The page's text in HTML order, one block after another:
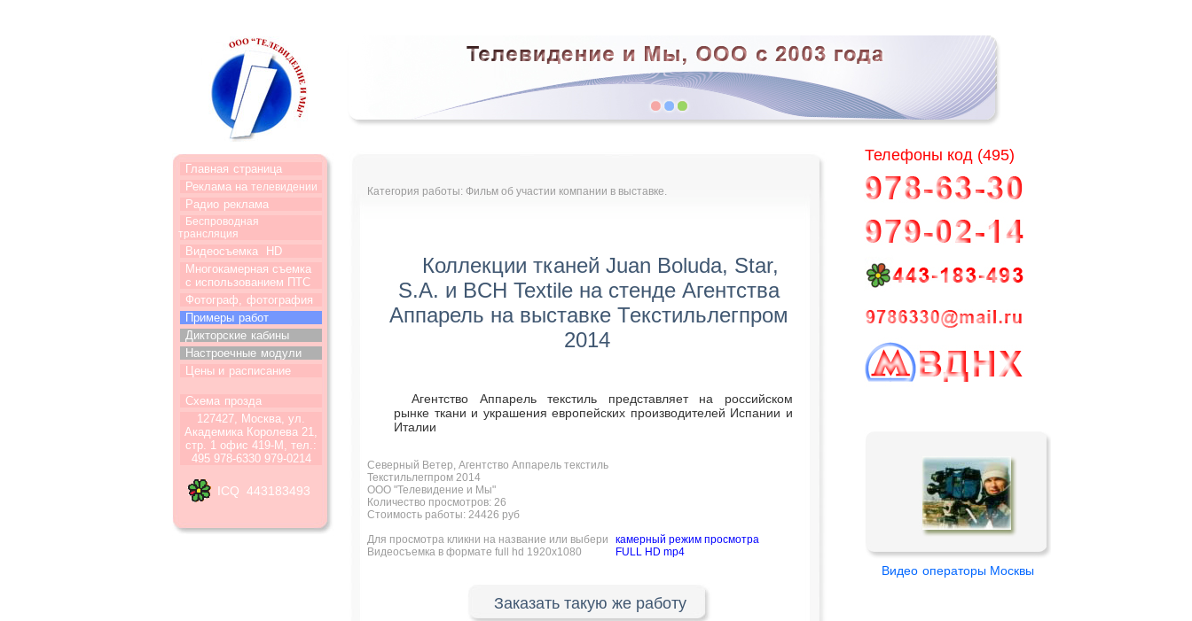
Главная страница
Реклама на телевидении
Радио реклама
Беспроводная
трансляция
Видеосъемка
HD
Многокамерная съемка
с использованием ПТС
Фотограф, фотография
Примеры работ
Дикторские кабины
Настроечные модули
Цены и расписание
Схема прозда
127427, Москва, ул.
Академика Королева 21,
стр. 1 офис 419-М, тел.:
495 978-6330 979-0214
ICQ 443183493
Категория работы: Фильм об участии компании в выставке.
Коллекции тканей Juan Boluda, Star,
S.A. и BCH Textile на стенде Агентства
Аппарель на выставке Текстильлегпром
2014
Агентство Аппарель текстиль представляет на российском
рынке ткани и украшения европейских производителей Испании и
Италии
Северный Ветер, Агентство Аппарель текстиль
Текстильлегпром 2014
ООО "Телевидение и Мы"
Количество просмотров: 26
Стоимость работы: 24426 руб
Для просмотра кликни на название или выбери
камерный режим просмотра
Видеосъемка в формате full hd 1920x1080
FULL HD mp4
Заказать такую же работу
Телефоны код (495)
Видео операторы Москвы